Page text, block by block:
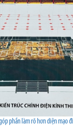
phần làm rõ hơn diện mạo